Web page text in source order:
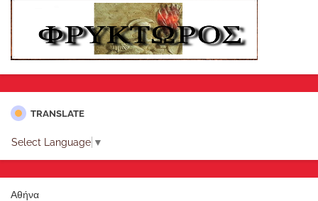
TRANSLATE
Select Language ▼
Αθήνα